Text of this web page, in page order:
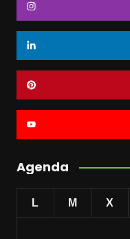
Agenda
L M X